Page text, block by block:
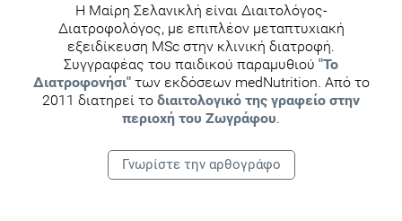
Η Μαίρη Σελανικλή είναι Διαιτολόγος-
Διατροφολόγος, με επιπλέον μεταπτυχιακή
εξειδίκευση MSc στην κλινική διατροφή.
Συγγραφέας του παιδικού παραμυθιού "Το
Διατροφονήσι"των εκδόσεων medNutrition. Από το
2011 διατηρεί το διαιτολογικό της γραφείο στην
περιοχή του Ζωγράφου.
Γνωρίστε την αρθογράφο